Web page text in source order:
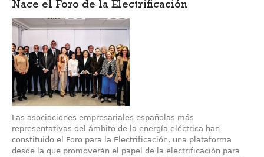
Nace el Foro de la Electrificación
Las asociaciones empresariales españolas más
representativas del ámbito de la energía eléctrica han
constituido el Foro para la Electrificación, una plataforma
desde la que promoverán el papel de la electrificación para